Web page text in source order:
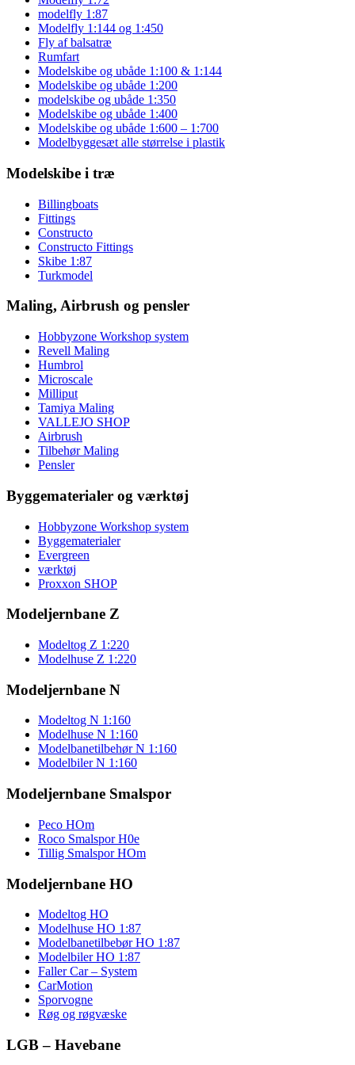
modelfly 1:87
Modelfly 1:144 og 1:450
Fly af balsatræ
Rumfart
Modelskibe og ubåde 1:100 & 1:144
Modelskibe og ubåde 1:200
modelskibe og ubåde 1:350
Modelskibe og ubåde 1:400
Modelskibe og ubåde 1:600 – 1:700
Modelbyggesæt alle størrelse i plastik
Modelskibe i træ
Billingboats
Fittings
Constructo
Constructo Fittings
Skibe 1:87
Turkmodel
Maling, Airbrush og pensler
Hobbyzone Workshop system
Revell Maling
Humbrol
Microscale
Milliput
Tamiya Maling
VALLEJO SHOP
Airbrush
Tilbehør Maling
Pensler
Byggematerialer og værktøj
Hobbyzone Workshop system
Byggematerialer
Evergreen
værktøj
Proxxon SHOP
Modeljernbane Z
Modeltog Z 1:220
Modelhuse Z 1:220
Modeljernbane N
Modeltog N 1:160
Modelhuse N 1:160
Modelbanetilbehør N 1:160
Modelbiler N 1:160
Modeljernbane Smalspor
Peco HOm
Roco Smalspor H0e
Tillig Smalspor HOm
Modeljernbane HO
Modeltog HO
Modelhuse HO 1:87
Modelbanetilbebør HO 1:87
Modelbiler HO 1:87
Faller Car – System
CarMotion
Sporvogne
Røg og røgvæske
LGB – Havebane